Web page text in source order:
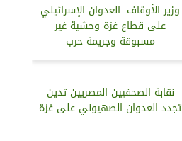
وزير الأوقاف: العدوان الإسرائيلي
على قطاع غزة وحشية غير
مسبوقة وجريمة حرب
نقابة الصحفيين المصريين تدين
تجدد العدوان الصهيوني على غزة